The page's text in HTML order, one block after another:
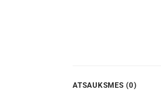
ATSAUKSMES (0)